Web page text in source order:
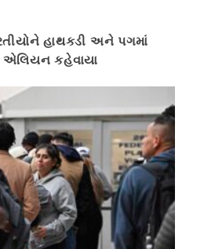
હાથકડી અને પગમાં
એલિયન કહેવાયા